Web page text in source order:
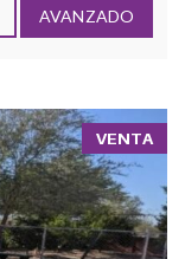
AVANZADO
VENTA